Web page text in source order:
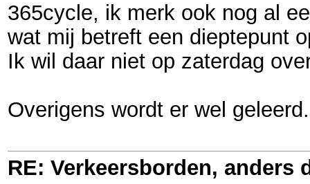
365cycle, ik merk ook nog al
wat mij betreft een dieptepunt
Ik wil daar niet op zaterdag
Overigens wordt er wel
RE: Verkeersborden, anders